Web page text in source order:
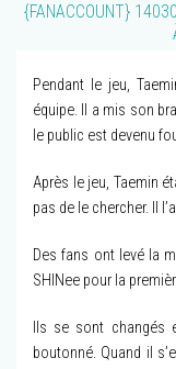
{FANACCOUNT}
Pendant le jeu,
équipe. Il a mis son
le public est devenu
Après le jeu, Taemin
pas de le chercher. Il
Des fans ont levé la
SHINee pour la
Ils se sont changés
boutonné. Quand il